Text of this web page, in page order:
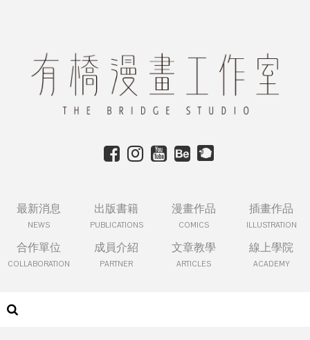
最新消息
NEWS
出版書籍
PUBLICATIONS
漫畫作品
COMICS
插畫作品
ILLUSTRATION
合作單位
COLLABORATION
成員介紹
PARTNER
文章教學
ARTICLES
線上學院
ACADEMY